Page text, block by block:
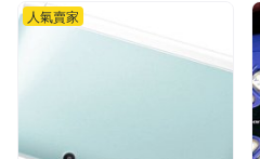
人氣賣家